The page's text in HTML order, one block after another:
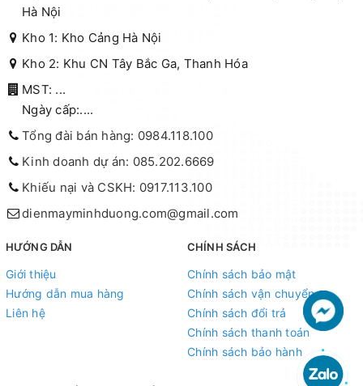
Hà Nội
Kho 1: Kho Cảng Hà Nội
Kho 2: Khu CN Tây Bắc Ga, Thanh Hóa
MST: ...
Ngày cấp:....
Tổng đài bán hàng: 0984.118.100
Kinh doanh dự án: 085.202.6669
Khiếu nại và CSKH: 0917.113.100
dienmayminhduong.com@gmail.com
HƯỚNG DẪN
Giới thiệu
Hướng dẫn mua hàng
Liên hệ
CHÍNH SÁCH
Chính sách bảo mật
Chính sách vận chuyển
Chính sách đổi trả
Chính sách thanh toán
Chính sách bảo hành